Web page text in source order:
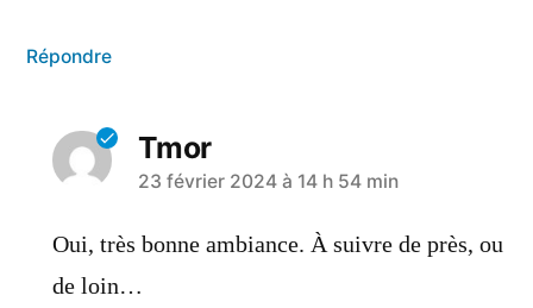
Répondre
Tmor
23 février 2024 à 14 h 54 min
Oui, très bonne ambiance. À suivre de près, ou
de loin…